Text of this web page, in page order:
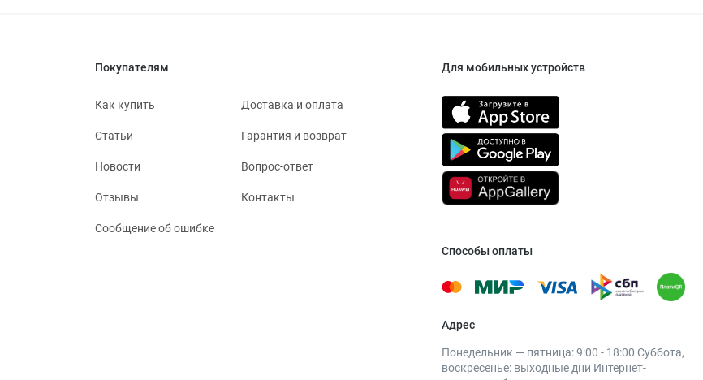
Покупателям
Как купить Доставка и оплата
Статьи Гарантия и возврат
Новости Вопрос-ответ
Отзывы Контакты
Сообщение об ошибке
Для мобильных устройств
Способы оплаты
Адрес
Понедельник — пятница: 9:00 - 18:00 Суббота,
воскресенье: выходные дни Интернет-